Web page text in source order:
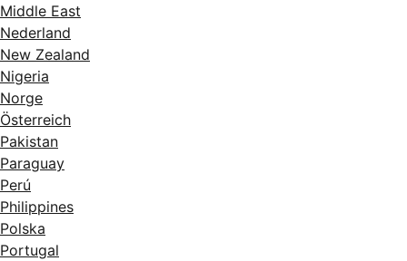
Middle East
Nederland
New Zealand
Nigeria
Norge
Österreich
Pakistan
Paraguay
Perú
Philippines
Polska
Portugal